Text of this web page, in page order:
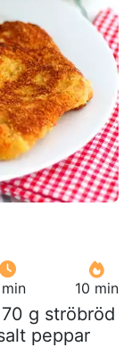
10 min
g ströbröd
peppar